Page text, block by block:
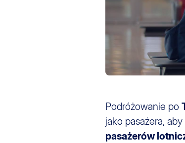
Podróżowanie po
jako pasażera,
pasażerów